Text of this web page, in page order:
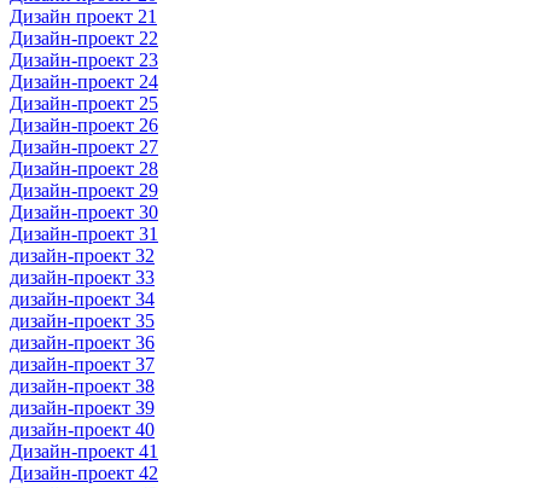
Дизайн проект 21
Дизайн-проект 22
Дизайн-проект 23
Дизайн-проект 24
Дизайн-проект 25
Дизайн-проект 26
Дизайн-проект 27
Дизайн-проект 28
Дизайн-проект 29
Дизайн-проект 30
Дизайн-проект 31
дизайн-проект 32
дизайн-проект 33
дизайн-проект 34
дизайн-проект 35
дизайн-проект 36
дизайн-проект 37
дизайн-проект 38
дизайн-проект 39
дизайн-проект 40
Дизайн-проект 41
Дизайн-проект 42